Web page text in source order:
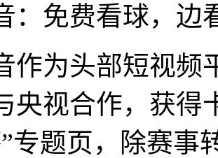
免费看球，边
为头部短视频
央视合作，获得
专题页，除赛事